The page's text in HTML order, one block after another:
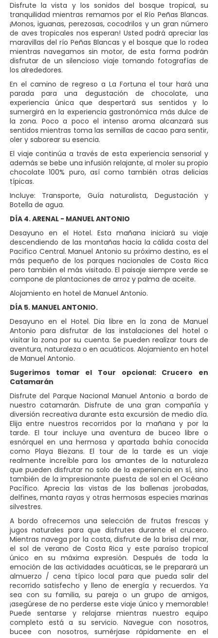
Disfrute la vista y los sonidos del bosque tropical, su
tranquilidad mientras remamos por el Río Peñas Blancas.
¡Monos, iguanas, perezosas, cocodrilos y un gran número
de aves tropicales nos esperan! Usted podrá apreciar las
maravillas del río Peñas Blancas y el bosque que lo rodea
mientras navegamos sin motor, de esta forma podrán
disfrutar de un silencioso viaje tomando fotografías de
los alrededores.
En el camino de regreso a La Fortuna el tour hará una
parada para una degustación de chocolate, una
experiencia única que despertará sus sentidos y lo
sumergirá en la experiencia gastronómica más dulce de
la zona. Poco a poco el intenso aroma alcanzará sus
sentidos mientras toma las semillas de cacao para sentir,
oler y saborear su esencia.
El viaje continúa a través de esta experiencia sensorial y
además se bebe una infusión relajante, al moler su propio
chocolate 100% puro, así como también otras delicias
típicas.
Incluye: Transporte, Guía naturalista, Degustación y
Botella de agua.
DÍA 4. ARENAL - MANUEL ANTONIO
Desayuno en el Hotel. Esta mañana iniciará su viaje
descendiendo de las montañas hacia la cálida costa del
Pacifico Central. Manuel Antonio su próximo destino, es el
más pequeño de los parques nacionales de Costa Rica
pero también el más visitado. El paisaje siempre verde se
compone de plantaciones de arroz y palma de aceite.
Alojamiento en hotel de Manuel Antonio.
DÍA 5. MANUEL ANTONIO.
Desayuno en el Hotel. Dia libre en la zona de Manuel
Antonio para disfrutar de las instalaciones del hotel o
visitar la zona por su cuenta. Se pueden realizar tours de
aventura, naturaleza o en acuáticos. Alojamiento en hotel
de Manuel Antonio.
Sugerimos tomar el Tour opcional: Crucero en
Catamarán
Disfrute del Parque Nacional Manuel Antonio a bordo de
nuestro catamarán. Disfrute de una gran compañía y
diversión recreativa durante esta excursión de medio día.
Elija entre nuestros recorridos por la mañana y por la
tarde. El tour incluye una aventura de buceo libre o
esnórquel en una hermosa y apartada bahía conocida
como Playa Biezans. El tour de la tarde es un viaje
realmente increíble para los amantes de la naturaleza
que pueden disfrutar no solo de la experiencia en sí, sino
también de la impresionante puesta de sol en el Océano
Pacífico. Aprecia las vistas de las ballenas jorobadas,
delfines, manta rayas y otras hermosas especies marinas
silvestres.
A bordo ofrecemos una selección de frutas frescas y
jugos naturales para que disfrutes durante el crucero.
Mientras navega por la costa, disfrute de la brisa del mar,
el sol de verano de Costa Rica y este paraíso tropical
único en su máxima expresión. Después de toda la
emoción de las actividades acuáticas, se le preparará un
almuerzo / cena típico local para que pueda salir del
recorrido satisfecho y lleno de energía y recuerdos. Ya
sea con su familia, su pareja o un grupo de amigos,
¡asegúrese de no perderse este viaje único y memorable!
Puede sentarse y relajarse mientras nuestro equipo
completo está a su servicio. Navegue con nosotros,
bucee con nosotros, sumérjase rápidamente en el